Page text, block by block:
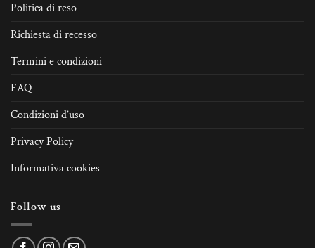
Politica di reso
Richiesta di recesso
Termini e condizioni
FAQ
Condizioni d’uso
Privacy Policy
Informativa cookies
Follow us